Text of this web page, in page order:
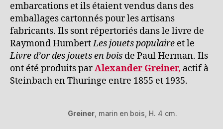
embarcations et ils étaient vendus dans des
emballages cartonnés pour les artisans
fabricants. Ils sont répertoriés dans le livre de
Raymond HumbertLes jouets populaire et le
Livre d’or des jouets en bois de Paul Herman. Ils
ont été produits parAlexander Greiner, actif à
Steinbach en Thuringe entre 1855 et 1935.
Greiner, marin en bois, H. 4 cm.